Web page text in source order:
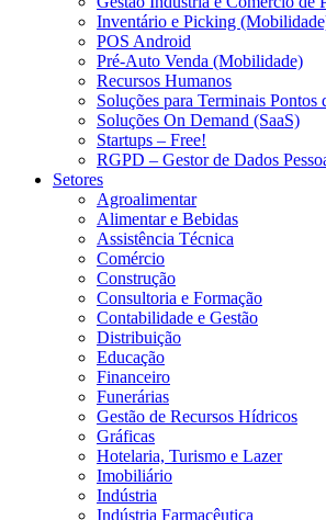
Inventário e Picking
POS Android
Pré-Auto Venda (Mobilidade)
Recursos Humanos
Soluções para Terminais Pontos
Soluções On Demand (SaaS)
Startups – Free!
RGPD – Gestor de Dados
Setores
Agroalimentar
Alimentar e Bebidas
Assistência Técnica
Comércio
Construção
Consultoria e Formação
Contabilidade e Gestão
Distribuição
Educação
Financeiro
Funerárias
Gestão de Recursos Hídricos
Gráficas
Hotelaria, Turismo e Lazer
Imobiliário
Indústria
Indústria Farmacêutica